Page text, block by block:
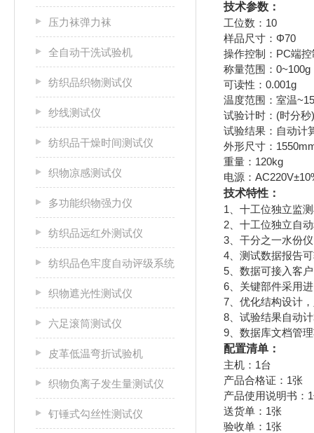
压力袜弹力袜
全自动干洗试验机
纺织品织物测试仪
纱线测试仪
纺织品干燥时间测试仪
织物凉感测试仪
多功能织物强力仪
纺织品远红外测试仪
纺织品色牢度自动评级系统
织物遮光性测试仪
六足滚筒测试仪
皮革低温弯折试验机
织物负离子发生量测试仪
钉锤式勾丝性测试仪
技术参数：
工位数：10
样品尺寸：Φ70
操作控制：PC端
称量范围：0~100g
可读性：0.001g
温度范围：室温
试验计时：(时分
试验结果：自动计
外形尺寸：
重量：120kg
电源：
技术特性：
1、十工位独立监
2、十工位独立自
3、干分之一水份
4、测试数据报告
5、数据可接入客
6、关键部件采用
7、优化结构设计
8、试验结果自动
9、数据库文档管
配置清单：
主机：1台
产品合格证：1张
产品使用说明书：
送货单：1张
验收单：1张